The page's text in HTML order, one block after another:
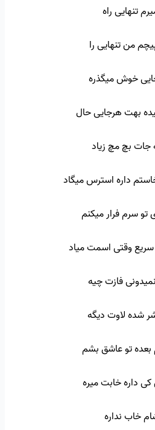
تنهایی راه
من تنهایی را
خوش میگذره
بهت هرجایی حال
جات بچ مچ زیاد
داره استرس میگاد
تو سرم فرار میکنم
وقتی اسمت میاد
فازت چیه
شده لاوت دیگه
بعده تو عاشق بشم
کی داره خابت میره
خاب نداره